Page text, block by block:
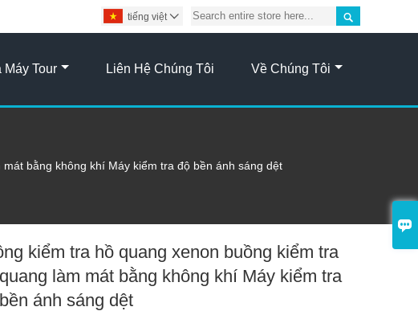


tiếng việt 
Máy Tour Liên Hệ Chúng Tôi Về Chúng Tôi
bằng không khí Máy kiểm tra độ bền ánh sáng dệt
kiểm tra hồ quang xenon buồng kiểm tra
làm mát bằng không khí Máy kiểm tra
ánh sáng dệt